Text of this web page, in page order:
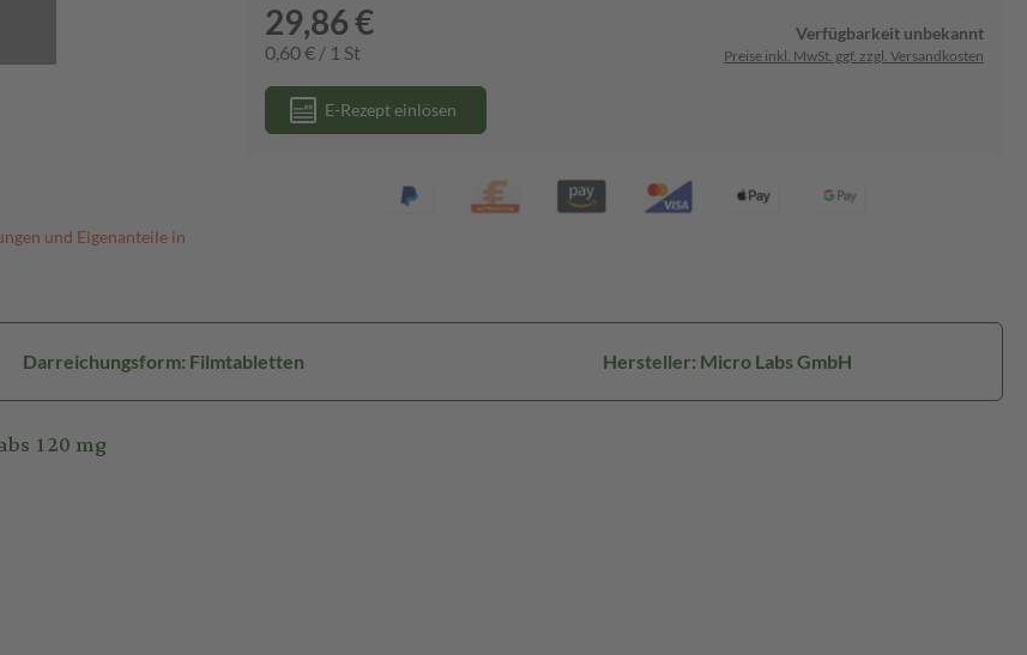
und Eigenanteile in
29,86 €
0,60 € / 1 St
Verfügbarkeit unbekannt
Preise inkl. MwSt. ggf. zzgl. Versandkosten
E-Rezept einlösen
Darreichungsform: Filmtabletten Hersteller: Micro Labs GmbH
120 mg